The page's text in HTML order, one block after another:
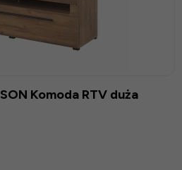
Komoda RTV duża